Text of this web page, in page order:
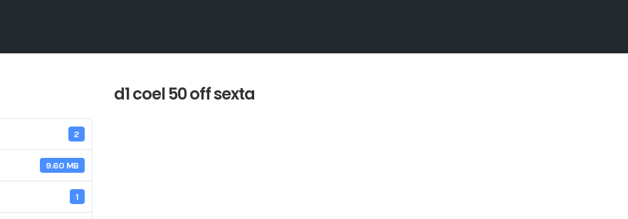
2
9.60 MB
1
d1 coel 50 off sexta